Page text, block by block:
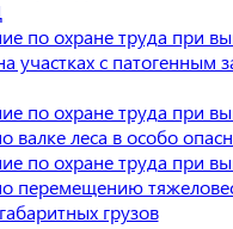
по охране труда при
участках с патогенным
по охране труда при
валке леса в особо
по охране труда при
перемещению
грузов